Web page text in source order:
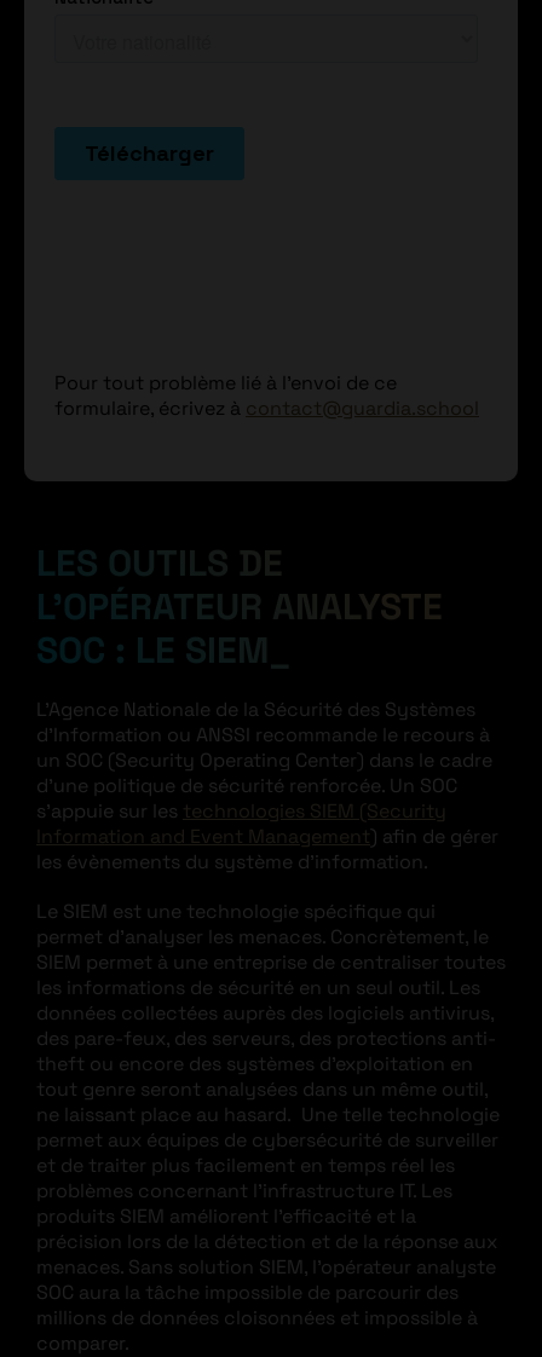
Pour tout problème lié à l'envoi de ce
formulaire, écrivez à contact@guardia.school
LES OUTILS DE
L’OPÉRATEUR ANALYSTE
SOC : LE SIEM
L’Agence Nationale de la Sécurité des Systèmes
d’Information ou ANSSI recommande le recours à
un SOC (Security Operating Center) dans le cadre
d’une politique de sécurité renforcée. Un SOC
s’appuie sur les technologies SIEM (Security
Information and Event Management) afin de gérer
les évènements du système d’information.
Le SIEM est une technologie spécifique qui
permet d’analyser les menaces. Concrètement, le
SIEM permet à une entreprise de centraliser toutes
les informations de sécurité en un seul outil. Les
données collectées auprès des logiciels antivirus,
des pare-feux, des serveurs, des protections anti-
theft ou encore des systèmes d’exploitation en
tout genre seront analysées dans un même outil,
ne laissant place au hasard. Une telle technologie
permet aux équipes de cybersécurité de surveiller
et de traiter plus facilement en temps réel les
problèmes concernant l’infrastructure IT. Les
produits SIEM améliorent l’efficacité et la
précision lors de la détection et de la réponse aux
menaces. Sans solution SIEM, l’opérateur analyste
SOC aura la tâche impossible de parcourir des
millions de données cloisonnées et impossible à
comparer.